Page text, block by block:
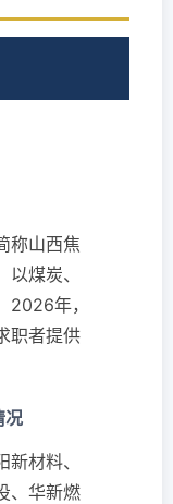
称山西焦
煤炭、
2026年，
职者提供
况
材料、
、华新燃